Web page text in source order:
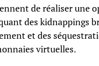
de réaliser une
des kidnappings
et des
virtuelles.